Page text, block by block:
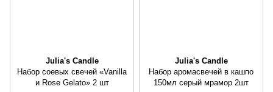
Julia's Candle
Набор соевых свечей «Vanilla
и Rose Gelato» 2 шт
Julia's Candle
Набор аромасвечей в кашпо
150мл серый мрамор 2шт